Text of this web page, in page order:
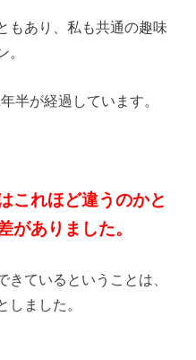
もあり、私も共通の趣味
。
半が経過しています。
これほど違うのかと
がありました。
ているということは、
しました。